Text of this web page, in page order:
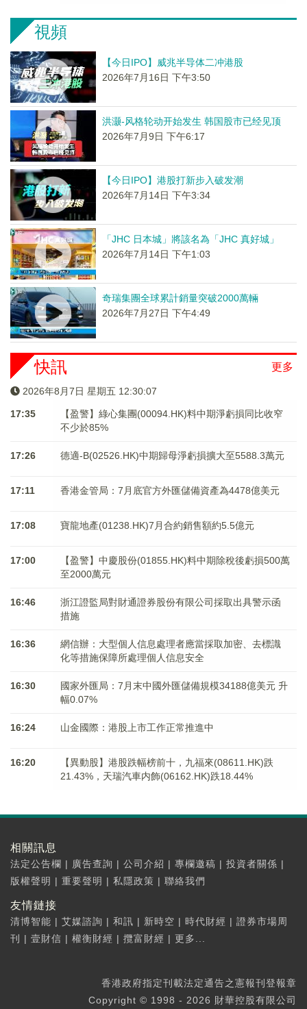
視頻
【今日IPO】威兆半导体二冲港股
2026年7月16日 下午3:50
洪灏-风格轮动开始发生 韩国股市已经见顶
2026年7月9日 下午6:17
【今日IPO】港股打新步入破发潮
2026年7月14日 下午3:34
「JHC 日本城」將該名為「JHC 真好城」
2026年7月14日 下午1:03
奇瑞集團全球累計銷量突破2000萬輛
2026年7月27日 下午4:49
更多
快訊
2026年8月7日 星期五 12:30:08
17:35
【盈警】綠心集團(00094.HK)料中期淨虧損同比收窄
不少於85%
17:26 德適-B(02526.HK)中期歸母淨虧損擴大至5588.3萬元
17:11 香港金管局：7月底官方外匯儲備資產為4478億美元
17:08 寶龍地產(01238.HK)7月合約銷售額約5.5億元
17:00
【盈警】中慶股份(01855.HK)料中期除稅後虧損500萬
至2000萬元
16:46
浙江證監局對財通證券股份有限公司採取出具警示函
措施
16:36
網信辦：大型個人信息處理者應當採取加密、去標識
化等措施保障所處理個人信息安全
16:30
國家外匯局：7月末中國外匯儲備規模34188億美元 升
幅0.07%
16:24 山金國際：港股上市工作正常推進中
16:20
【異動股】港股跌幅榜前十，九福來(08611.HK)跌
21.43%，天瑞汽車内飾(06162.HK)跌18.44%
相關訊息
法定公告欄 | 廣告查詢 | 公司介紹 | 專欄邀稿 | 投資者關係 |
版權聲明 | 重要聲明 | 私隱政策 | 聯絡我們
友情鏈接
清博智能 | 艾媒諮詢 | 和訊 | 新時空 | 時代財經 | 證券市場周
刊
| 壹財信 | 權衡財經 | 攬富財經 | 更多...
香港政府指定刊載法定通告之憲報刊登報章
Copyright © 1998 - 2026 財華控股有限公司